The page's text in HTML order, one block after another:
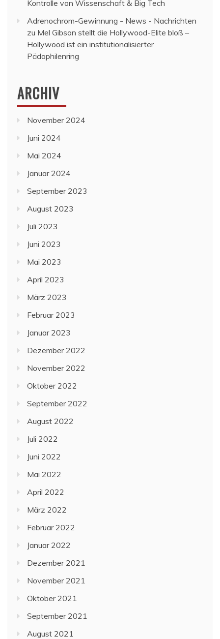
Kontrolle von Wissenschaft & Big Tech
Adrenochrom-Gewinnung - News - Nachrichten
zu Mel Gibson stellt die Hollywood-Elite bloß –
Hollywood ist ein institutionalisierter
Pädophilenring
ARCHIV
November 2024
Juni 2024
Mai 2024
Januar 2024
September 2023
August 2023
Juli 2023
Juni 2023
Mai 2023
April 2023
März 2023
Februar 2023
Januar 2023
Dezember 2022
November 2022
Oktober 2022
September 2022
August 2022
Juli 2022
Juni 2022
Mai 2022
April 2022
März 2022
Februar 2022
Januar 2022
Dezember 2021
November 2021
Oktober 2021
September 2021
August 2021